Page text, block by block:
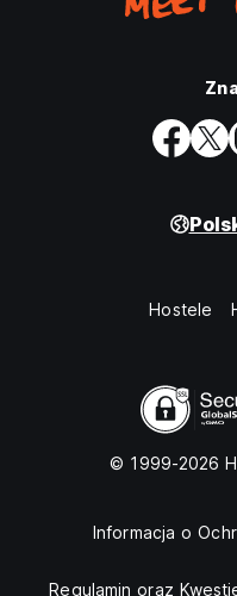
Hostele
© 1999-2026
Informacja o
Regulamin oraz